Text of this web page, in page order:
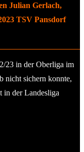
Julian Gerlach,
TSV Pansdorf
23 in der Oberliga im
nicht sichern konnte,
in der Landesliga